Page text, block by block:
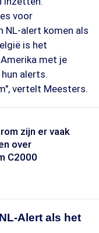
voor
NL-alert komen als
is het
met je
alerts.
vertelt Meesters.
zijn er vaak
over
C2000
Alert als het